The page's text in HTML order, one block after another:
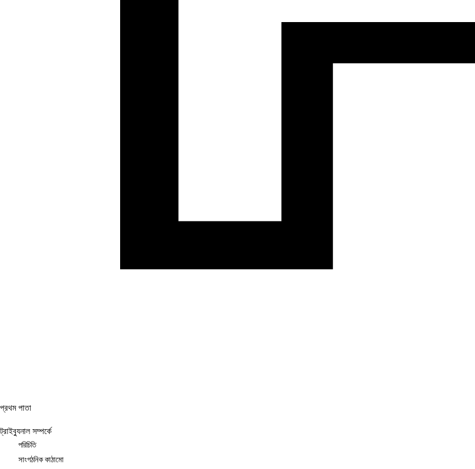
প্রথম পাতা
ট্রাইব্যুনাল সম্পর্কে
পরিচিতি
সাংগঠনিক কাঠামো